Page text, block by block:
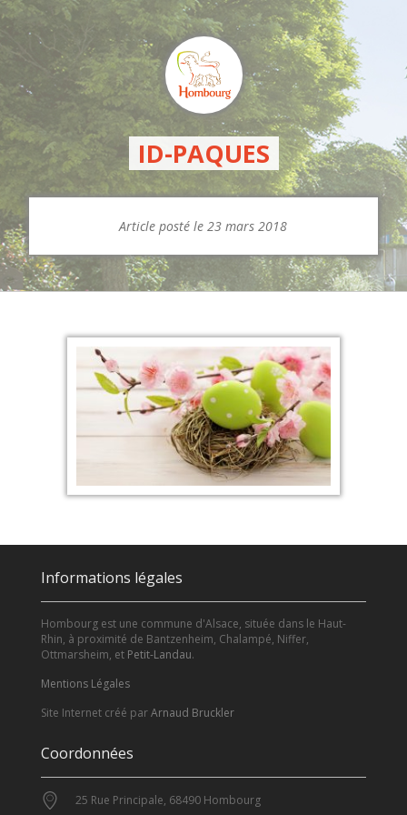
ID-PAQUES
Article posté le 23 mars 2018
Informations légales
Hombourg est une commune d'Alsace, située dans le Haut-
Rhin, à proximité de Bantzenheim, Chalampé, Niffer,
Ottmarsheim, et Petit-Landau.
Mentions Légales
Site Internet créé parArnaud Bruckler
Coordonnées
25 Rue Principale, 68490 Hombourg